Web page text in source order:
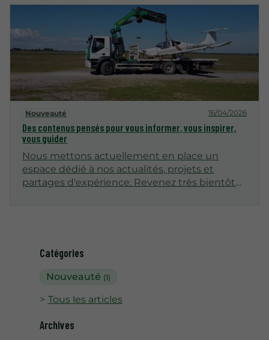
Catégories
Nouveauté (1)
Tous les articles
Archives
Nouveauté 16/04/2026
Des contenus pensés pour vous informer, vous inspirer,
vous guider
Nous mettons actuellement en place un
espace dédié à nos actualités, projets et
partages d'expérience. Revenez très bientôt